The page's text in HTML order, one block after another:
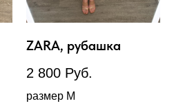
ZARA, рубашка
2 800 Руб.
размер М